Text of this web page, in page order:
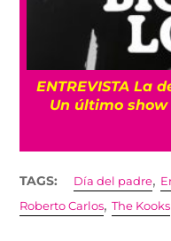
ENTREVISTA La
Un último
TAGS: Día del padre,
Roberto Carlos,The Kooks